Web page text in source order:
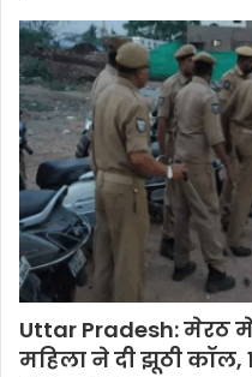
Uttar Pradesh: मेरठ
महिला ने दी झूठी